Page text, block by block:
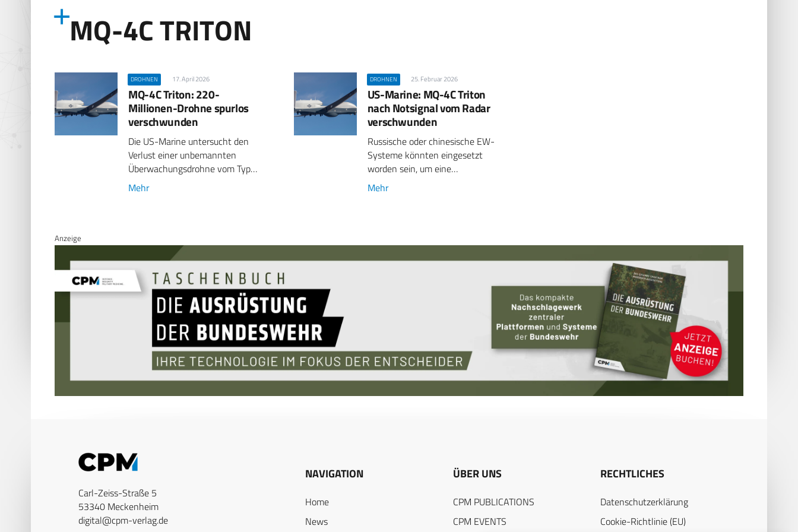
MQ-4C TRITON
DROHNEN 17. April 2026
MQ-4C Triton: 220-
Millionen-Drohne spurlos
verschwunden
Die US-Marine untersucht den
Verlust einer unbemannten
Überwachungsdrohne vom Typ…
Mehr
DROHNEN 25. Februar 2026
US-Marine: MQ-4C Triton
nach Notsignal vom Radar
verschwunden
Russische oder chinesische EW-
Systeme könnten eingesetzt
worden sein, um eine…
Mehr
Anzeige
Carl-Zeiss-Straße 5
53340 Meckenheim
digital@cpm-verlag.de
NAVIGATION
Home
News
ÜBER UNS
CPM PUBLICATIONS
CPM EVENTS
RECHTLICHES
Datenschutzerklärung
Cookie-Richtlinie (EU)